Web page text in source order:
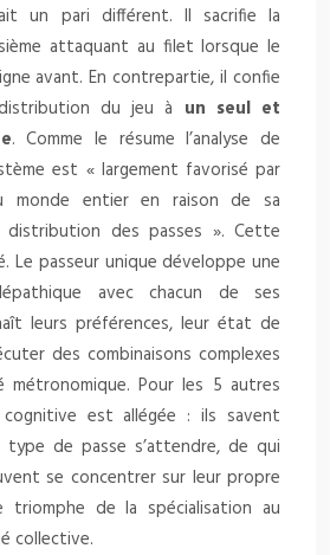
un pari différent. Il sacrifie la
attaquant au filet lorsque le
avant. En contrepartie, il confie
du jeu à un seul et
. Comme le résume l’analyse de
est « largement favorisé par
monde entier en raison de sa
distribution des passes ». Cette
Le passeur unique développe une
avec chacun de ses
leurs préférences, leur état de
des combinaisons complexes
métronomique. Pour les 5 autres
est allégée : ils savent
de passe s’attendre, de qui
se concentrer sur leur propre
de la spécialisation au
collective.